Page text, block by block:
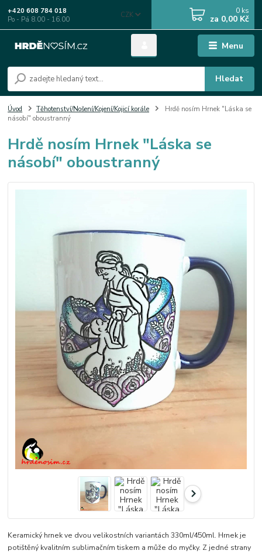
Menu
CZK
Hledat
+420 608 784 018
Po - Pá 8.00 - 16.00
0 ks
za 0,00 Kč
Úvod Těhotenství/Nošení/Kojení/Kojicí korále
Hrdě nosím Hrnek "Láska se
násobí" oboustranný
Hrdě nosím Hrnek "Láska se
násobí" oboustranný
Keramický hrnek ve dvou velikostních variantách 330ml/450ml. Hrnek je
potištěný kvalitním sublimačním tiskem a může do myčky. Z jedné strany